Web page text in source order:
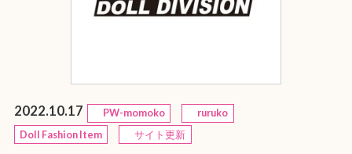
2022.10.17 PW-momoko
ruruko
Doll Fashion Item
サイト更新